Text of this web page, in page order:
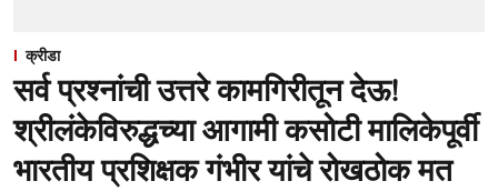
क्रीडा
सर्व प्रश्नांची उत्तरे कामगिरीतून देऊ!
श्रीलंकेविरुद्धच्या आगामी कसोटी मालिकेपूर्वी
भारतीय प्रशिक्षक गंभीर यांचे रोखठोक मत